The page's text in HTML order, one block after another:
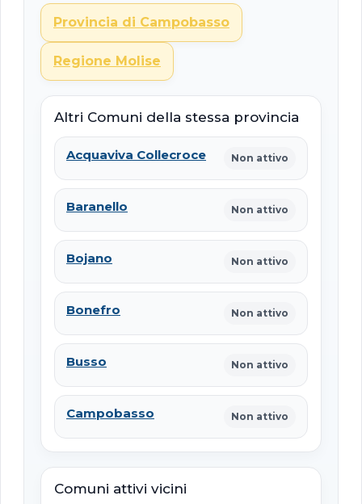
Provincia di Campobasso
Regione Molise
Altri Comuni della stessa provincia
Acquaviva Collecroce Non attivo
Baranello Non attivo
Bojano Non attivo
Bonefro Non attivo
Busso Non attivo
Campobasso Non attivo
Comuni attivi vicini